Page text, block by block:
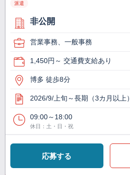
派遣
非公開
営業事務、一般事務
1,450円～ 交通費支給あり
博多 徒歩8分
2026/9/上旬～長期（3カ月以上）
09:00～18:00
休日：土・日・祝
応募する